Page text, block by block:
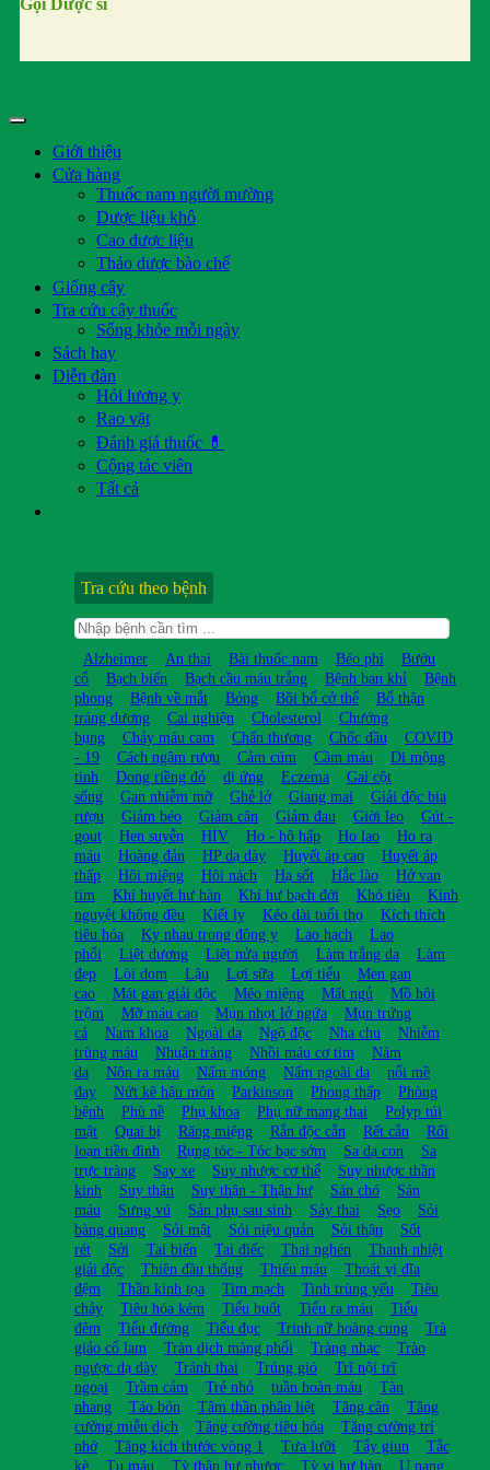
Gọi Dược sĩ
Giới thiệu
Cửa hàng
Thuốc nam người mường
Dược liệu khô
Cao dược liệu
Thảo dược bào chế
Giống cây
Tra cứu cây thuốc
Sống khỏe mỗi ngày
Sách hay
Diễn đàn
Hỏi lương y
Rao vặt
Đánh giá thuốc 💊
Cộng tác viên
Tất cả
Tra cứu theo bệnh
Alzheimer An thai Bài thuốc nam Béo phì
Bướu
cổ
Bạch biến Bạch cầu máu trắng Bệnh ban khỉ
Bệnh
phong
Bệnh về mắt Bỏng Bồi bổ cở thể
Bổ thận
tráng dương
Cai nghiện Cholesterol
Chướng
bụng
Chảy máu cam Chấn thương Chốc đầu
COVID
- 19
Cách ngâm rượu Cảm cúm Cầm máu
Di mộng
tinh
Dong riềng đỏ dị ứng Eczema
Gai cột
sống
Gan nhiễm mỡ Ghẻ lở Giang mai
Giải độc bia
rượu
Giảm béo Giảm cân Giảm đau Giời leo
Gút -
gout
Hen suyễn HIV Ho - hô hấp Ho lao
Ho ra
máu
Hoàng đản HP dạ dày Huyết áp cao
Huyết áp
thấp
Hôi miệng Hôi nách Hạ sốt Hắc lào
Hở van
tim
Khí huyết hư hàn Khí hư bạch đới Khó tiêu
Kinh
nguyệt không đều
Kiết lỵ Kéo dài tuổi thọ
Kích thích
tiêu hóa
Kỵ nhau trong đông y Lao hạch
Lao
phổi
Liệt dương Liệt nửa người Làm trắng da
Làm
đẹp
Lòi dom Lậu Lợi sữa Lợi tiểu
Men gan
cao
Mát gan giải độc Méo miệng Mất ngủ
Mồ hôi
trộm
Mỡ máu cao Mụn nhọt lở ngứa
Mụn trứng
cá
Nam khoa Ngoài da Ngộ độc Nha chu
Nhiễm
trùng máu
Nhuận tràng Nhồi máu cơ tim
Nám
da
Nôn ra máu Nấm móng Nấm ngoài da
nổi mề
đay
Nứt kẽ hậu môn Parkinson Phong thấp
Phòng
bệnh
Phù nề Phụ khoa Phụ nữ mang thai
Polyp túi
mật
Quai bị Răng miệng Rắn độc cắn Rết cắn
Rối
loạn tiền đình
Rụng tóc - Tóc bạc sớm Sa dạ con
Sa
trực tràng
Say xe Suy nhược cơ thể
Suy nhược thần
kinh
Suy thận Suy thận - Thận hư Sán chó
Sán
máu
Sưng vú Sản phụ sau sinh Sảy thai Sẹo
Sỏi
bàng quang
Sỏi mật Sỏi niệu quản Sỏi thận
Sốt
rét
Sởi Tai biến Tai điếc Thai nghén
Thanh nhiệt
giải độc
Thiên đầu thống Thiếu máu
Thoát vị đĩa
đệm
Thần kinh tọa Tim mạch Tinh trùng yếu
Tiêu
chảy
Tiêu hóa kém Tiểu buốt Tiểu ra máu
Tiểu
đêm
Tiểu đường Tiểu đục Trinh nữ hoàng cung
Trà
giảo cổ lam
Tràn dịch màng phổi Tràng nhạc
Trào
ngược dạ dày
Tránh thai Trúng gió
Trĩ nội trĩ
ngoại
Trầm cảm Trẻ nhỏ tuần hoàn máu
Tàn
nhang
Táo bón Tâm thần phân liệt Tăng cân
Tăng
cường miễn dịch
Tăng cường tiêu hóa
Tăng cường trí
nhớ
Tăng kích thước vòng 1 Tưa lưỡi Tẩy giun
Tắc
kè
Tụ máu Tỳ thận hư nhược Tỳ vị hư hàn
U nang